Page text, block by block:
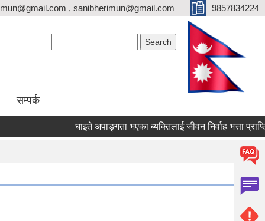
, sanibherimun@gmail.com 9857834224
सम्पर्क
घाइते अपाङ्गता भएका ब्यक्तिलाई जीवन निर्वाह भत्ता प्राप्तिका